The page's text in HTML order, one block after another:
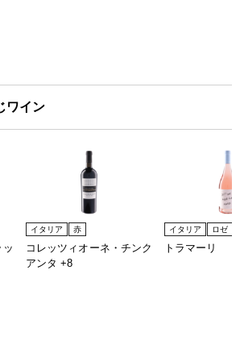
ワイン
イタリア 赤
コレッツィオーネ・チンク
アンタ +8
イタリア ロゼ
トラマーリ